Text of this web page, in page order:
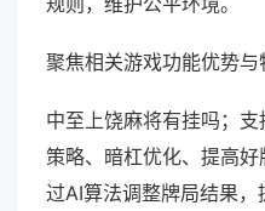
聚焦相关游戏功能优势与
中至上饶麻将有挂吗；
策略、暗杠优化、提高
过AI算法调整牌局结果，